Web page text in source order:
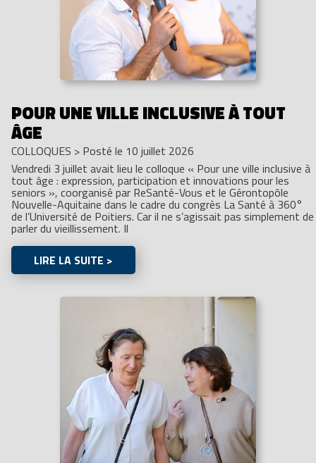
POUR UNE VILLE INCLUSIVE À TOUT
ÂGE
COLLOQUES > Posté le 10 juillet 2026
Vendredi 3 juillet avait lieu le colloque « Pour une ville inclusive à
tout âge : expression, participation et innovations pour les
seniors », coorganisé par ReSanté-Vous et le Gérontopôle
Nouvelle-Aquitaine dans le cadre du congrès La Santé à 360°
de l’Université de Poitiers. Car il ne s’agissait pas simplement de
parler du vieillissement. Il
LIRE LA SUITE >